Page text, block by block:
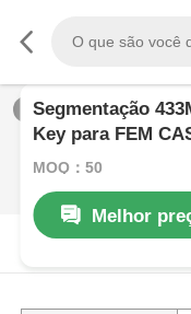
/0
Segmentação
Key para FEM
MOQ：50
Melhor
DESCRIçãO DE